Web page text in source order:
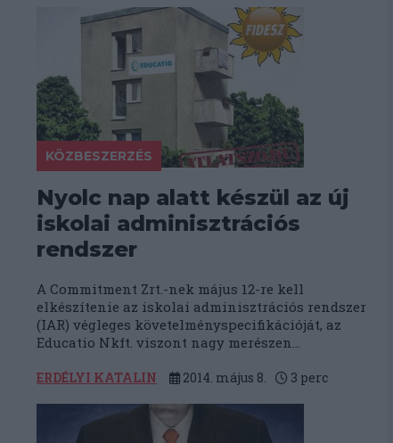
KÖZBESZERZÉS
Nyolc nap alatt készül az új
iskolai adminisztrációs
rendszer
A Commitment Zrt.-nek május 12-re kell
elkészítenie az iskolai adminisztrációs rendszer
(IAR) végleges követelményspecifikációját, az
Educatio Nkft. viszont nagy merészen...
ERDÉLYI KATALIN 2014. május 8. 3 perc